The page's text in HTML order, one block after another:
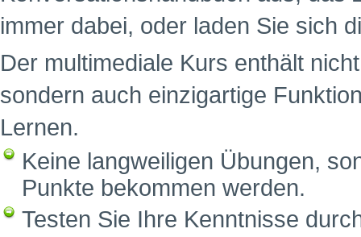
immer dabei, oder laden Sie sich
Der multimediale Kurs enthält
sondern auch einzigartige
Lernen.
Keine langweiligen Übungen,
Punkte bekommen werden.
Testen Sie Ihre Kenntnisse